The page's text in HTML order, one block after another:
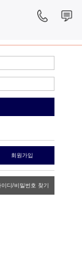
회원가입
이디/비밀번호 찾기